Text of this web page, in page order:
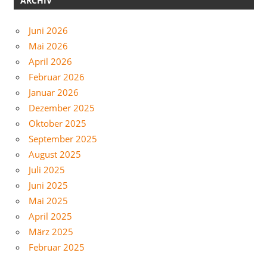
Juni 2026
Mai 2026
April 2026
Februar 2026
Januar 2026
Dezember 2025
Oktober 2025
September 2025
August 2025
Juli 2025
Juni 2025
Mai 2025
April 2025
März 2025
Februar 2025